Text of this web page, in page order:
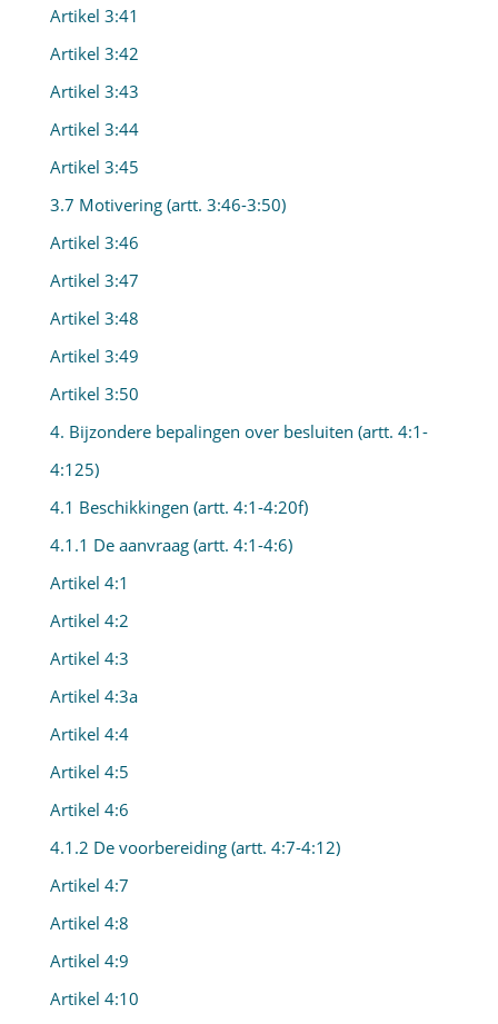
Artikel 3:41
Artikel 3:42
Artikel 3:43
Artikel 3:44
Artikel 3:45
3.7 Motivering (artt. 3:46-3:50)
Artikel 3:46
Artikel 3:47
Artikel 3:48
Artikel 3:49
Artikel 3:50
4. Bijzondere bepalingen over besluiten (artt. 4:1-
4:125)
4.1 Beschikkingen (artt. 4:1-4:20f)
4.1.1 De aanvraag (artt. 4:1-4:6)
Artikel 4:1
Artikel 4:2
Artikel 4:3
Artikel 4:3a
Artikel 4:4
Artikel 4:5
Artikel 4:6
4.1.2 De voorbereiding (artt. 4:7-4:12)
Artikel 4:7
Artikel 4:8
Artikel 4:9
Artikel 4:10